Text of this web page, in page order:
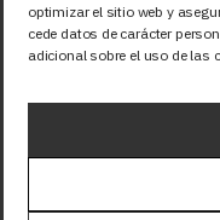
optimizar el sitio web y
cede datos de carácter
adicional sobre el uso de las
Facebook
X (Twitter)
Instagram